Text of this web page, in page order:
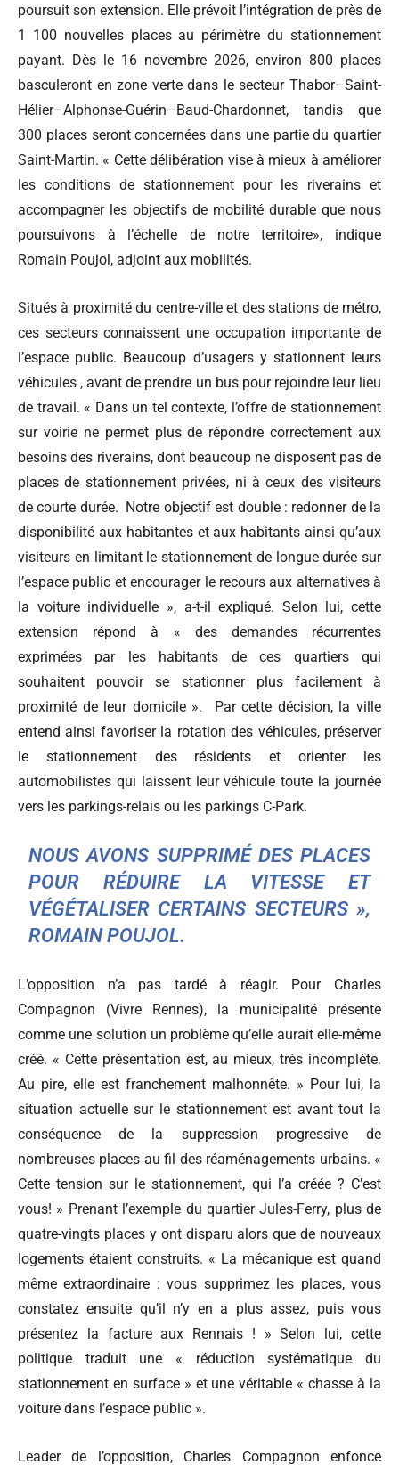
poursuit son extension. Elle prévoit l’intégration de près de
1 100 nouvelles places au périmètre du stationnement
payant. Dès le 16 novembre 2026, environ 800 places
basculeront en zone verte dans le secteur Thabor–Saint-
Hélier–Alphonse-Guérin–Baud-Chardonnet, tandis que
300 places seront concernées dans une partie du quartier
Saint-Martin. « Cette délibération vise à mieux à améliorer
les conditions de stationnement pour les riverains et
accompagner les objectifs de mobilité durable que nous
poursuivons à l’échelle de notre territoire», indique
Romain Poujol, adjoint aux mobilités.
Situés à proximité du centre-ville et des stations de métro,
ces secteurs connaissent une occupation importante de
l’espace public. Beaucoup d’usagers y stationnent leurs
véhicules , avant de prendre un bus pour rejoindre leur lieu
de travail. « Dans un tel contexte, l’offre de stationnement
sur voirie ne permet plus de répondre correctement aux
besoins des riverains, dont beaucoup ne disposent pas de
places de stationnement privées, ni à ceux des visiteurs
de courte durée. Notre objectif est double : redonner de la
disponibilité aux habitantes et aux habitants ainsi qu’aux
visiteurs en limitant le stationnement de longue durée sur
l’espace public et encourager le recours aux alternatives à
la voiture individuelle », a-t-il expliqué. Selon lui, cette
extension répond à « des demandes récurrentes
exprimées par les habitants de ces quartiers qui
souhaitent pouvoir se stationner plus facilement à
proximité de leur domicile ». Par cette décision, la ville
entend ainsi favoriser la rotation des véhicules, préserver
le stationnement des résidents et orienter les
automobilistes qui laissent leur véhicule toute la journée
vers les parkings-relais ou les parkings C-Park.
NOUS AVONS SUPPRIMÉ DES PLACES
POUR RÉDUIRE LA VITESSE ET
VÉGÉTALISER CERTAINS SECTEURS »,
ROMAIN POUJOL.
L’opposition n’a pas tardé à réagir. Pour Charles
Compagnon (Vivre Rennes), la municipalité présente
comme une solution un problème qu’elle aurait elle-même
créé. « Cette présentation est, au mieux, très incomplète.
Au pire, elle est franchement malhonnête. » Pour lui, la
situation actuelle sur le stationnement est avant tout la
conséquence de la suppression progressive de
nombreuses places au fil des réaménagements urbains. «
Cette tension sur le stationnement, qui l’a créée ? C’est
vous! » Prenant l’exemple du quartier Jules-Ferry, plus de
quatre-vingts places y ont disparu alors que de nouveaux
logements étaient construits. « La mécanique est quand
même extraordinaire : vous supprimez les places, vous
constatez ensuite qu’il n’y en a plus assez, puis vous
présentez la facture aux Rennais ! » Selon lui, cette
politique traduit une « réduction systématique du
stationnement en surface » et une véritable « chasse à la
voiture dans l’espace public ».
Leader de l’opposition, Charles Compagnon enfonce